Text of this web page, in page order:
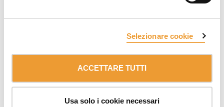
Selezionare cookie
ACCETTARE TUTTI
Usa solo i cookie necessari